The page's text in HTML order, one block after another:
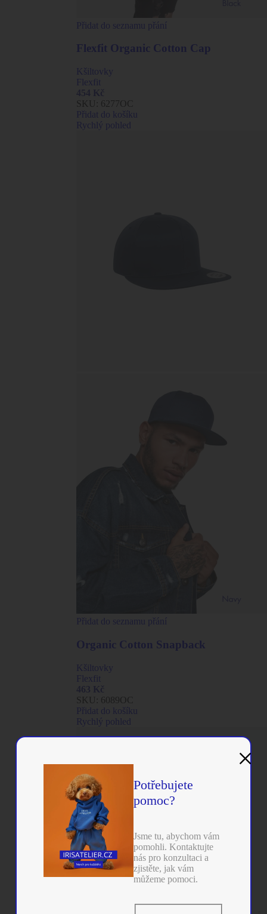
Přidat do seznamu přání
Flexfit Organic Cotton Cap
Kšiltovky
Flexfit
SKU: 6277OC
Přidat do košíku
Rychlý pohled
Přidat do seznamu přání
Organic Cotton Snapback
Kšiltovky
Flexfit
SKU: 6089OC
Přidat do košíku
Rychlý pohled
Potřebujete
pomoc?
Jsme tu, abychom vám
pomohli. Kontaktujte
nás pro konzultaci a
zjistěte, jak vám
můžeme pomoci.
×